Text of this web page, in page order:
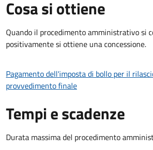
Cosa si ottiene
Quando il procedimento amministrativo si
positivamente si ottiene una concessione.
Pagamento dell'imposta di bollo per il
provvedimento finale
Tempi e scadenze
Durata massima del procedimento